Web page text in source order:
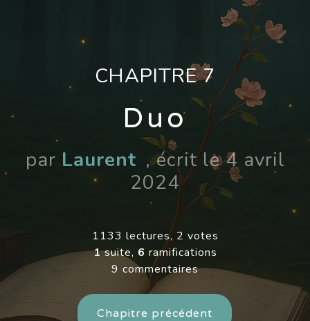
CHAPITRE 7
Duo
par Laurent , écrit le 4 avril
2024
1133 lectures, 2 votes
1suite, 6 ramifications
9 commentaires
Chapitre précédent